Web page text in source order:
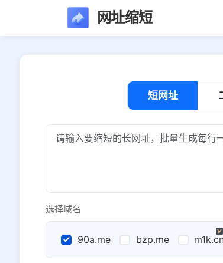
网址缩短
短网址
选择域名
90a.me bzp.me